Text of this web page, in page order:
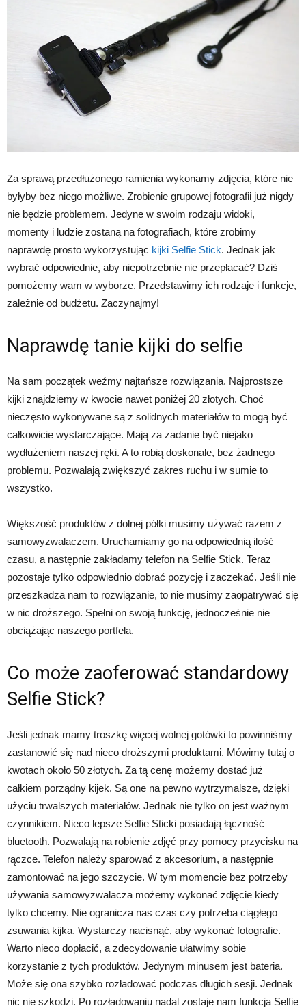
Za sprawą przedłużonego ramienia wykonamy zdjęcia, które nie
byłyby bez niego możliwe. Zrobienie grupowej fotografii już nigdy
nie będzie problemem. Jedyne w swoim rodzaju widoki,
momenty i ludzie zostaną na fotografiach, które zrobimy
naprawdę prosto wykorzystując kijki Selfie Stick. Jednak jak
wybrać odpowiednie, aby niepotrzebnie nie przepłacać? Dziś
pomożemy wam w wyborze. Przedstawimy ich rodzaje i funkcje,
zależnie od budżetu. Zaczynajmy!
Naprawdę tanie kijki do selfie
Na sam początek weźmy najtańsze rozwiązania. Najprostsze
kijki znajdziemy w kwocie nawet poniżej 20 złotych. Choć
nieczęsto wykonywane są z solidnych materiałów to mogą być
całkowicie wystarczające. Mają za zadanie być niejako
wydłużeniem naszej ręki. A to robią doskonale, bez żadnego
problemu. Pozwalają zwiększyć zakres ruchu i w sumie to
wszystko.
Większość produktów z dolnej półki musimy używać razem z
samowyzwalaczem. Uruchamiamy go na odpowiednią ilość
czasu, a następnie zakładamy telefon na Selfie Stick. Teraz
pozostaje tylko odpowiednio dobrać pozycję i zaczekać. Jeśli nie
przeszkadza nam to rozwiązanie, to nie musimy zaopatrywać się
w nic droższego. Spełni on swoją funkcję, jednocześnie nie
obciążając naszego portfela.
Co może zaoferować standardowy
Selfie Stick?
Jeśli jednak mamy troszkę więcej wolnej gotówki to powinniśmy
zastanowić się nad nieco droższymi produktami. Mówimy tutaj o
kwotach około 50 złotych. Za tą cenę możemy dostać już
całkiem porządny kijek. Są one na pewno wytrzymalsze, dzięki
użyciu trwalszych materiałów. Jednak nie tylko on jest ważnym
czynnikiem. Nieco lepsze Selfie Sticki posiadają łączność
bluetooth. Pozwalają na robienie zdjęć przy pomocy przycisku na
rączce. Telefon należy sparować z akcesorium, a następnie
zamontować na jego szczycie. W tym momencie bez potrzeby
używania samowyzwalacza możemy wykonać zdjęcie kiedy
tylko chcemy. Nie ogranicza nas czas czy potrzeba ciągłego
zsuwania kijka. Wystarczy nacisnąć, aby wykonać fotografie.
Warto nieco dopłacić, a zdecydowanie ułatwimy sobie
korzystanie z tych produktów. Jedynym minusem jest bateria.
Może się ona szybko rozładować podczas długich sesji. Jednak
nic nie szkodzi. Po rozładowaniu nadal zostaje nam funkcja Selfie